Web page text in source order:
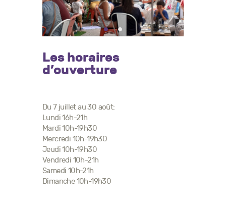
Les horaires
d’ouverture
Du 7 juillet au 30 août:
Lundi 16h-21h
Mardi 10h-19h30
Mercredi 10h-19h30
Jeudi 10h-19h30
Vendredi 10h-21h
Samedi 10h-21h
Dimanche 10h-19h30